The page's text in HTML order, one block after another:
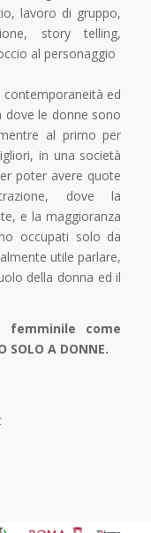
lavoro di gruppo,
story telling,
al personaggio
ed
dove le donne sono
al primo per
in una società
poter avere quote
dove la
e la maggioranza
occupati solo da
utile parlare,
della donna ed il
come
A DONNE.